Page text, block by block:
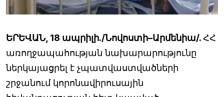
ԵՐԵՎԱՆ, 18 ապրիլի./Նովոստի–Արմենիա/.ՀՀ
առողջապահության նախարարությունը
ներկայացրել է չպատվաստվածների
շրջանում կորոնավիրուսային